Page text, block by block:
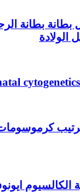
الولادة
كرموسومات
الكالسيوم